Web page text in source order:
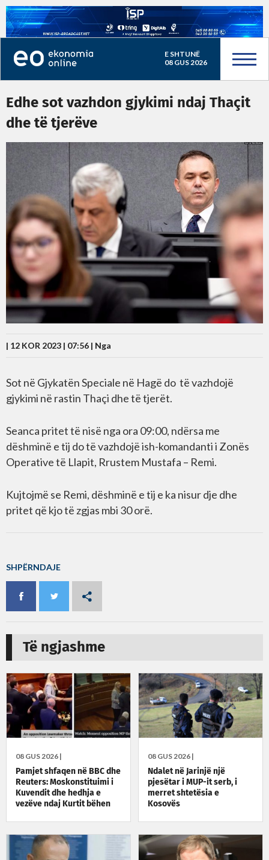
E SHTUNË
08 GUS 2026
Edhe sot vazhdon gjykimi ndaj Thaçit
dhe të tjerëve
| 12 KOR 2023 | 07:56 | Nga
Sot në Gjykatën Speciale në Hagë do të vazhdojë
gjykimi në rastin Thaçi dhe të tjerët.
Seanca pritet të nisë nga ora 09:00, ndërsa me
dëshminë e tij do të vazhdojë ish-komandanti i Zonës
Operative të Llapit, Rrustem Mustafa – Remi.
Kujtojmë se Remi, dëshminë e tij e ka nisur dje dhe
pritet që kjo të zgjas mbi 30 orë.
SHPËRNDAJE
Të ngjashme
08 GUS 2026 |
Pamjet shfaqen në BBC dhe
Reuters: Moskonstituimi i
Kuvendit dhe hedhja e
vezëve ndaj Kurtit bëhen
08 GUS 2026 |
Ndalet në Jarinjë një
pjesëtar i MUP-it serb, i
merret shtetësia e
Kosovës